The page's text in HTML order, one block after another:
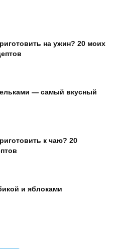
на ужин? 20 моих
— самый вкусный
к чаю? 20
и яблоками